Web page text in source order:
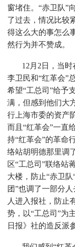
窗堵住。“赤卫队”
了过去，情况比较
得这么大的事怎么
然行为并不赞成。
12月2日，当
李卫民和“红革会”
希望“工总司”给予
满，但感到他们大
行上海市委的资产
而且“红革会”一直
持“红革会”的革命
络站胡明德那里调
区“工总司”联络站
大楼，防止“赤卫
团”也调了一部分
人进入报社，防止
势，以“工总司”为
日报》社的造反派